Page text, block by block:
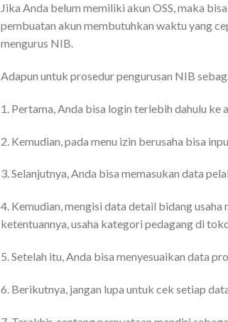
Jika Anda belum memiliki akun OSS, maka
pembuatan akun membutuhkan waktu yang
mengurus NIB.
Adapun untuk prosedur pengurusan NIB
1. Pertama, Anda bisa login terlebih dahulu ke
2. Kemudian, pada menu izin berusaha bisa
3. Selanjutnya, Anda bisa memasukan data
4. Kemudian, mengisi data detail bidang
ketentuannya, usaha kategori pedagang di
5. Setelah itu, Anda bisa menyesuaikan data
6. Berikutnya, jangan lupa untuk cek setiap